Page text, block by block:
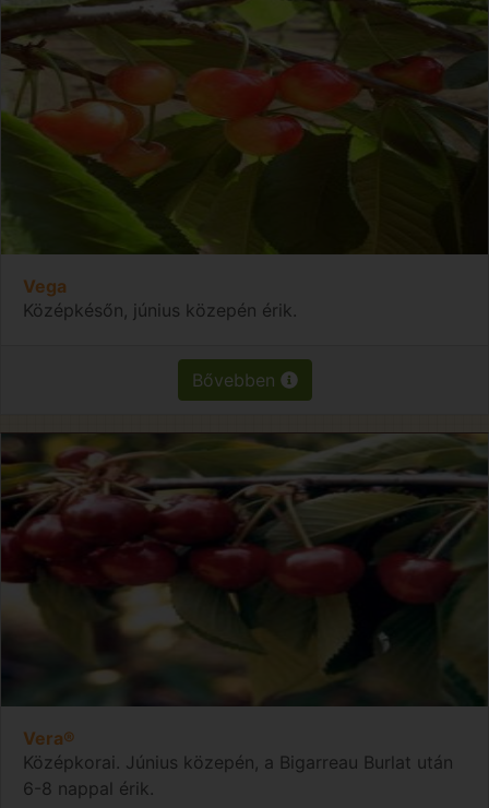
Vega
Középkésőn, június közepén érik.
Bővebben
Vera®
Középkorai. Június közepén, a Bigarreau Burlat után
6-8 nappal érik.